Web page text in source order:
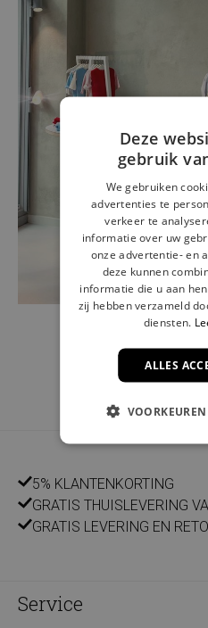
5% KLANTENKORTING
GRATIS THUISLEVERING
GRATIS LEVERING EN
Service
Deze
gebruik
We gebruiken
advertenties te
verkeer te
informatie over uw
onze advertentie- en
deze kunnen
informatie die u aan
zij hebben verzameld
diensten.
ALLES
VOORKEUREN